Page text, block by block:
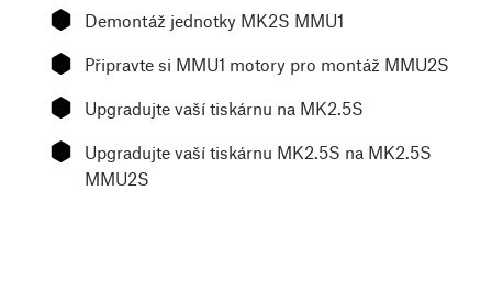
⬢ Demontáž jednotky MK2S MMU1
⬢ Připravte si MMU1 motory pro montáž MMU2S
⬢ Upgradujte vaší tiskárnu na MK2.5S
⬢
Upgradujte vaší tiskárnu MK2.5S na MK2.5S
MMU2S